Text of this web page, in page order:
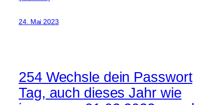
24. Mai 2023
254 Wechsle dein Passwort
Tag, auch dieses Jahr wie